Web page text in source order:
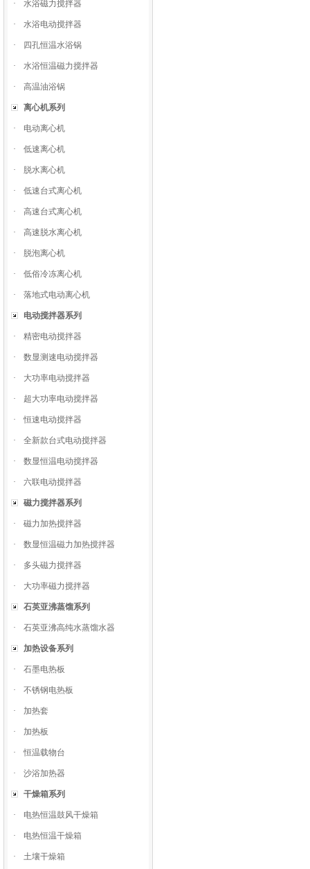
· 水浴磁力搅拌器
· 水浴电动搅拌器
· 四孔恒温水浴锅
· 水浴恒温磁力搅拌器
· 高温油浴锅
离心机系列
· 电动离心机
· 低速离心机
· 脱水离心机
· 低速台式离心机
· 高速台式离心机
· 高速脱水离心机
· 脱泡离心机
· 低俗冷冻离心机
· 落地式电动离心机
电动搅拌器系列
· 精密电动搅拌器
· 数显测速电动搅拌器
· 大功率电动搅拌器
· 超大功率电动搅拌器
· 恒速电动搅拌器
· 全新款台式电动搅拌器
· 数显恒温电动搅拌器
· 六联电动搅拌器
磁力搅拌器系列
· 磁力加热搅拌器
· 数显恒温磁力加热搅拌器
· 多头磁力搅拌器
· 大功率磁力搅拌器
石英亚沸蒸馏系列
· 石英亚沸高纯水蒸馏水器
加热设备系列
· 石墨电热板
· 不锈钢电热板
· 加热套
· 加热板
· 恒温载物台
· 沙浴加热器
干燥箱系列
· 电热恒温鼓风干燥箱
· 电热恒温干燥箱
· 土壤干燥箱